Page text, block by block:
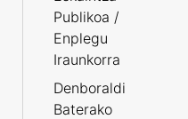
Publikoa /
Enplegu
Iraunkorra
Denboraldi
Baterako